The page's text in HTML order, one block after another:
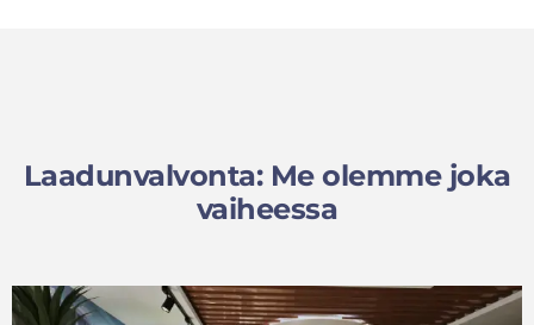
Laadunvalvonta: Me olemme joka
vaiheessa